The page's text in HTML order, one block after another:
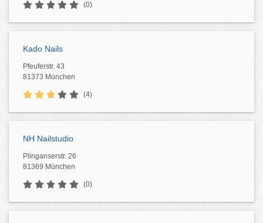
(0)
Kado Nails
Pfeuferstr. 43
81373 München
(4)
NH Nailstudio
Plinganserstr. 26
81369 München
(0)